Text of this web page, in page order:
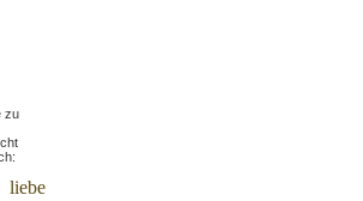
liebe